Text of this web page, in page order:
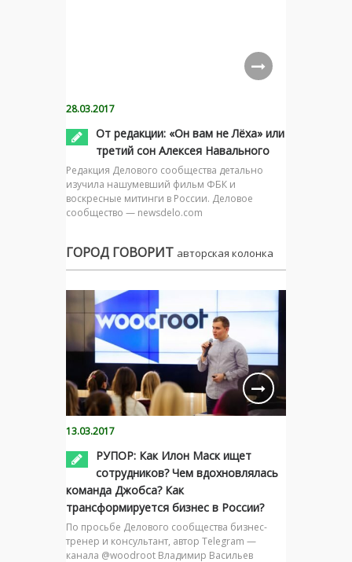
28.03.2017
От редакции: «Он вам не Лёха» или
третий сон Алексея Навального
Редакция Делового сообщества детально
изучила нашумевший фильм ФБК и
воскресные митинги в России. Деловое
сообщество — newsdelo.com
ГОРОД ГОВОРИТ авторская колонка
13.03.2017
РУПОР: Как Илон Маск ищет
сотрудников? Чем вдохновлялась
команда Джобса? Как
трансформируется бизнес в России?
По просьбе Делового сообщества бизнес-
тренер и консультант, автор Telegram —
канала @woodroot Владимир Васильев